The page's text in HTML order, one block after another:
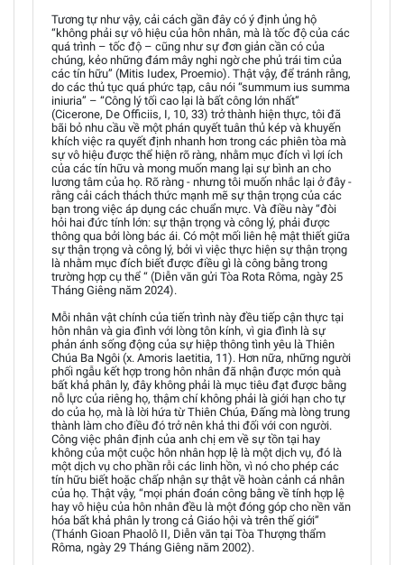
Tương tự như vậy, cải cách gần đây có ý định ủng hộ
“không phải sự vô hiệu của hôn nhân, mà là tốc độ của các
quá trình – tốc độ – cũng như sự đơn giản cần có của
chúng, kẻo những đám mây nghi ngờ che phủ trái tim của
các tín hữu” (Mitis Iudex, Proemio). Thật vậy, để tránh rằng,
do các thủ tục quá phức tạp, câu nói “summum ius summa
iniuria” – “Công lý tối cao lại là bất công lớn nhất”
(Cicerone, De Officiis, I, 10, 33) trở thành hiện thực, tôi đã
bãi bỏ nhu cầu về một phán quyết tuân thủ kép và khuyến
khích việc ra quyết định nhanh hơn trong các phiên tòa mà
sự vô hiệu được thể hiện rõ ràng, nhằm mục đích vì lợi ích
của các tín hữu và mong muốn mang lại sự bình an cho
lương tâm của họ. Rõ ràng - nhưng tôi muốn nhắc lại ở đây -
rằng cải cách thách thức mạnh mẽ sự thận trọng của các
bạn trong việc áp dụng các chuẩn mực. Và điều này “đòi
hỏi hai đức tính lớn: sự thận trọng và công lý, phải được
thông qua bởi lòng bác ái. Có một mối liên hệ mật thiết giữa
sự thận trọng và công lý, bởi vì việc thực hiện sự thận trọng
là nhằm mục đích biết được điều gì là công bằng trong
trường hợp cụ thể “ (Diễn văn gửi Tòa Rota Rôma, ngày 25
Tháng Giêng năm 2024).
Mỗi nhân vật chính của tiến trình này đều tiếp cận thực tại
hôn nhân và gia đình với lòng tôn kính, vì gia đình là sự
phản ánh sống động của sự hiệp thông tình yêu là Thiên
Chúa Ba Ngôi (x. Amoris laetitia, 11). Hơn nữa, những người
phối ngẫu kết hợp trong hôn nhân đã nhận được món quà
bất khả phân ly, đây không phải là mục tiêu đạt được bằng
nỗ lực của riêng họ, thậm chí không phải là giới hạn cho tự
do của họ, mà là lời hứa từ Thiên Chúa, Đấng mà lòng trung
thành làm cho điều đó trở nên khả thi đối với con người.
Công việc phân định của anh chị em về sự tồn tại hay
không của một cuộc hôn nhân hợp lệ là một dịch vụ, đó là
một dịch vụ cho phần rỗi các linh hồn, vì nó cho phép các
tín hữu biết hoặc chấp nhận sự thật về hoàn cảnh cá nhân
của họ. Thật vậy, “mọi phán đoán công bằng về tính hợp lệ
hay vô hiệu của hôn nhân đều là một đóng góp cho nền văn
hóa bất khả phân ly trong cả Giáo hội và trên thế giới”
(Thánh Gioan Phaolô II, Diễn văn tại Tòa Thượng thẩm
Rôma, ngày 29 Tháng Giêng năm 2002).